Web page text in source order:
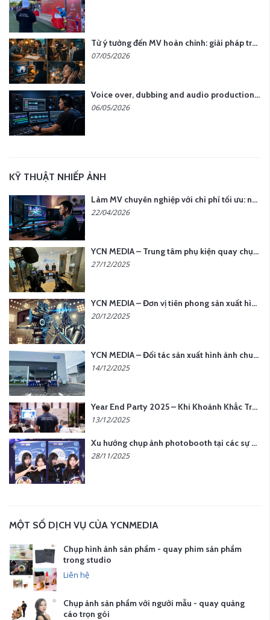
Từ ý tưởng đến MV hoàn chỉnh: giải pháp trọn gói tại YCN Media
07/05/2026
Voice over, dubbing and audio production services in Vietnam for global content
06/05/2026
KỸ THUẬT NHIẾP ẢNH
Làm MV chuyên nghiệp với chi phí tối ưu: nên chọn quay thực tế hay video AI?
22/04/2026
YCN MEDIA – Trung tâm phụ kiện quay chụp tại Hà Nội
27/12/2025
YCN MEDIA – Đơn vị tiên phong sản xuất hình ảnh & âm thanh bằng AI tại Hà Nội
20/12/2025
YCN MEDIA – Đối tác sản xuất hình ảnh chuyên nghiệp cho doanh nghiệp tại Hà Nội
14/12/2025
Year End Party 2025 – Khi Khoảnh Khắc Trở Thành Dấu Ấn | Gói Ưu Đãi Tháng 12 Từ YCN Media
13/12/2025
Xu hướng chụp ảnh photobooth tại các sự kiện hiện nay
28/11/2025
MỘT SỐ DỊCH VỤ CỦA YCNMEDIA
Chụp hình ảnh sản phẩm - quay phim sản phẩm
trong studio
Liên hệ
Chụp ảnh sản phẩm với người mẫu - quay quảng
cáo trọn gói